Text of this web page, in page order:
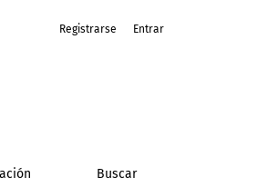
Buscar
Registrarse Entrar